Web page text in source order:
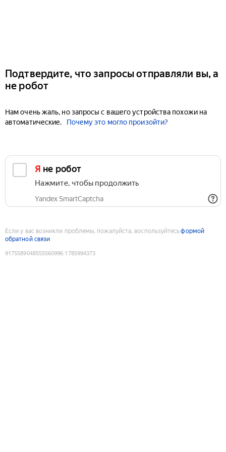
Подтвердите, что запросы отправляли вы, а
не робот
Нам очень жаль, но запросы с вашего устройства похожи на
автоматические.
Почему это могло произойти?
Я не робот
Нажмите, чтобы продолжить
Yandex SmartCaptcha
Если у вас возникли проблемы, пожалуйста, воспользуйтесьформой
обратной связи
9175589048555560996:1785994373